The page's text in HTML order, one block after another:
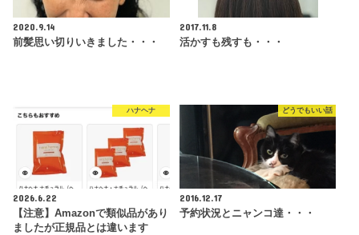
2020.9.14
前髪思い切りいきました・・・
2017.11.8
活かすも残すも・・・
ハナヘナ
2026.6.22
【注意】Amazonで類似品があり
ましたが正規品とは違います
どうでもいい話
2016.12.17
予約状況とニャンコ達・・・